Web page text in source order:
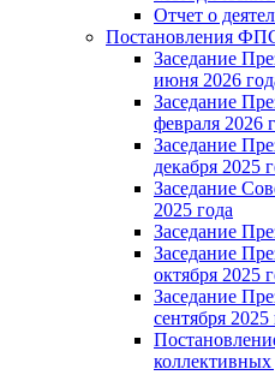
Отчет о
Постановления
Заседание
июня 2026
Заседание
февраля 2026
Заседание
декабря 2025
Заседание
2025 года
Заседание
Заседание
октября 2025
Заседание
сентября 2025
коллективных